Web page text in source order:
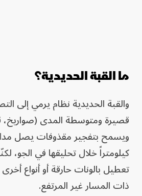
ما القبة الحديدية؟
والقبة الحديدية نظام يرمي إلى
قصيرة ومتوسطة المدى
ويسمح بتفجير مقذوفات يصل
كيلومتراً خلال تحليقها في الجو،
تعطيل بالونات حارقة أو أنواع
ذات المسار غير المرتفع.